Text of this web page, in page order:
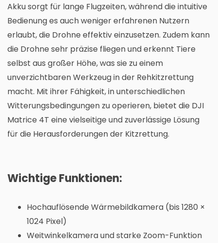
Akku sorgt für lange Flugzeiten, während die intuitive
Bedienung es auch weniger erfahrenen Nutzern
erlaubt, die Drohne effektiv einzusetzen. Zudem kann
die Drohne sehr präzise fliegen und erkennt Tiere
selbst aus großer Höhe, was sie zu einem
unverzichtbaren Werkzeug in der Rehkitzrettung
macht. Mit ihrer Fähigkeit, in unterschiedlichen
Witterungsbedingungen zu operieren, bietet die DJI
Matrice 4T eine vielseitige und zuverlässige Lösung
für die Herausforderungen der Kitzrettung.
Wichtige Funktionen:
Hochauflösende Wärmebildkamera (bis 1280 ×
1024 Pixel)
Weitwinkelkamera und starke Zoom-Funktion